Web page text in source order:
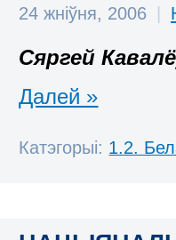
24 жніўня, 2006 |
Сяргей
Далей »
Катэгорыі: 1.2.